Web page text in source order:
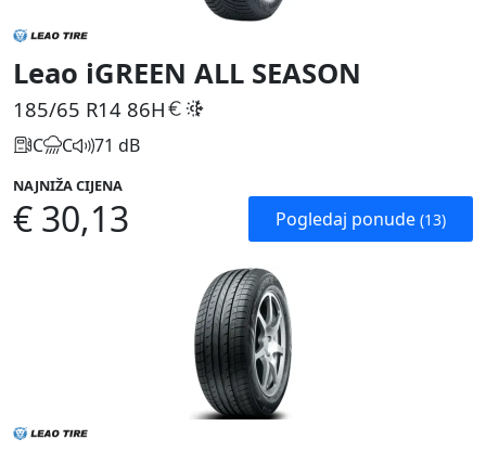
Leao iGREEN ALL SEASON
185/65 R14 86H
C C 71 dB
NAJNIŽA CIJENA
€ 30,13 Pogledaj ponude (13)